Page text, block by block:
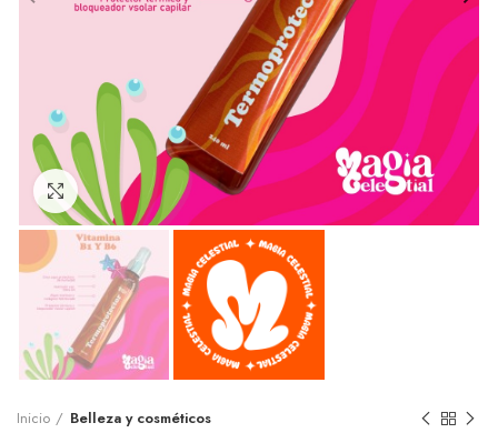
Click to enlarge
Inicio Belleza y cosméticos